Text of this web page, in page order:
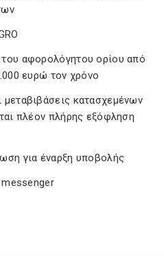
αφορολόγητου ορίου από
ευρώ τον χρόνο
κατασχεμένων
πλέον πλήρης εξόφληση
για έναρξη υποβολής
messenger